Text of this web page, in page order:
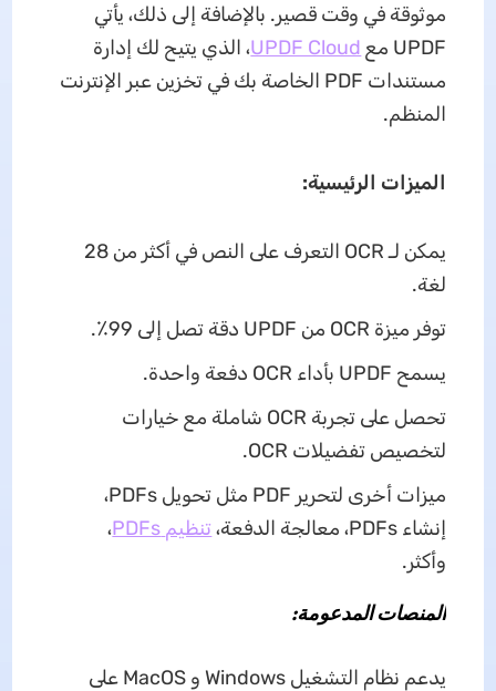
موثوقة في وقت قصير. بالإضافة إلى ذلك، يأتي
UPDF مع
UPDF Cloud، الذي يتيح لك إدارة
مستندات PDF الخاصة بك في تخزين عبر الإنترنت
المنظم.
الميزات الرئيسية:
يمكن لـ OCR التعرف على النص في أكثر من 28
لغة.
توفر ميزة OCR من UPDF دقة تصل إلى 99٪.
يسمح UPDF بأداء OCR دفعة واحدة.
تحصل على تجربة OCR شاملة مع خيارات
لتخصيص تفضيلات OCR.
ميزات أخرى لتحرير PDF مثل
تحويل PDFs،
إنشاء PDFs، معالجة الدفعة،
تنظيم
،
وأكثر.
المنصات المدعومة:
يدعم نظام التشغيل Windows و MacOS على